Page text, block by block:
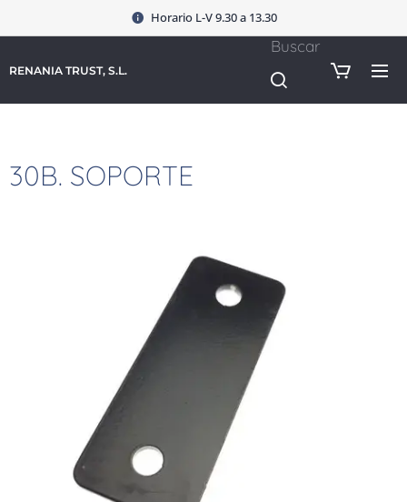
Horario L-V 9.30 a 13.30
RENANIA TRUST, S.L.
Buscar
30B. SOPORTE